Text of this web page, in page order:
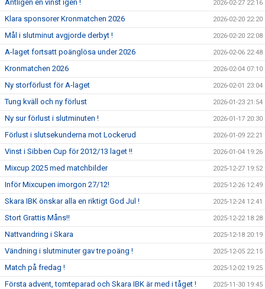
50/50 LOTTERI
Äntligen en vinst igen ! 2026-02-27 22:16
Klara sponsorer Kronmatchen 2026 2026-02-20 22:20
Mål i slutminut avgjorde derbyt ! 2026-02-20 22:08
A-laget fortsatt poänglösa under 2026 2026-02-06 22:48
Kronmatchen 2026 2026-02-04 07:10
Ny storförlust för A-laget 2026-02-01 23:04
Tung kväll och ny förlust 2026-01-23 21:54
Ny sur förlust i slutminuten ! 2026-01-17 20:30
Förlust i slutsekunderna mot Lockerud 2026-01-09 22:21
Vinst i Sibben Cup för 2012/13 laget !! 2026-01-04 19:26
Mixcup 2025 med matchbilder 2025-12-27 19:52
Inför Mixcupen imorgon 27/12! 2025-12-26 12:49
Skara IBK önskar alla en riktigt God Jul ! 2025-12-24 12:41
Stort Grattis Måns!! 2025-12-22 18:28
Nattvandring i Skara 2025-12-18 20:19
Vändning i slutminuter gav tre poäng ! 2025-12-05 22:15
Match på fredag ! 2025-12-02 19:25
Första advent, tomteparad och Skara IBK är med i tåget ! 2025-11-30 19:45